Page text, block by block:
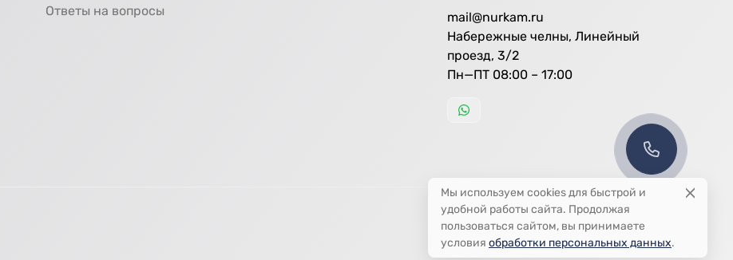
Ответы на вопросы
mail@nurkam.ru
Набережные челны, Линейный
проезд, 3/2
Пн—ПТ 08:00 – 17:00
Мы используем cookies для быстрой и
удобной работы сайта. Продолжая
пользоваться сайтом, вы принимаете
условия обработки персональных данных.